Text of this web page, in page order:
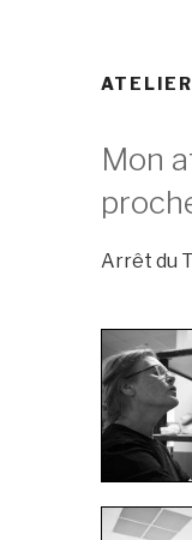
ATELIER
Mon
Arrêt du